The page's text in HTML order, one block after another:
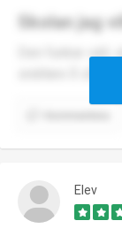
Skolan jag
Den funkar
Elev